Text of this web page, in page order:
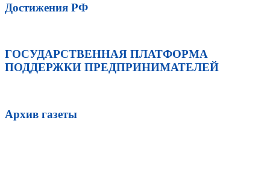
Достижения РФ
ГОСУДАРСТВЕННАЯ ПЛАТФОРМА
ПОДДЕРЖКИ ПРЕДПРИНИМАТЕЛЕЙ
Архив газеты